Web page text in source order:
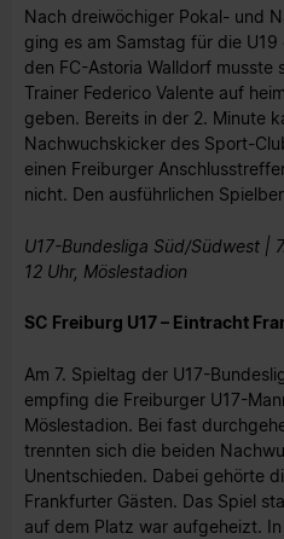
Nach dreiwöchiger Pokal- und
ging es am Samstag für die
den FC-Astoria Walldorf
Trainer Federico Valente auf
geben. Bereits in der 2. Minute
Nachwuchskicker des Sport-
einen Freiburger
nicht. Den ausführlichen
U17-Bundesliga Süd/Südwest |
12 Uhr, Möslestadion
SC Freiburg U17 – Eintracht
Am 7. Spieltag der U17-
empfing die Freiburger U17-
Möslestadion. Bei fast
trennten sich die beiden
Unentschieden. Dabei gehörte
Frankfurter Gästen. Das Spiel
auf dem Platz war aufgeheizt.